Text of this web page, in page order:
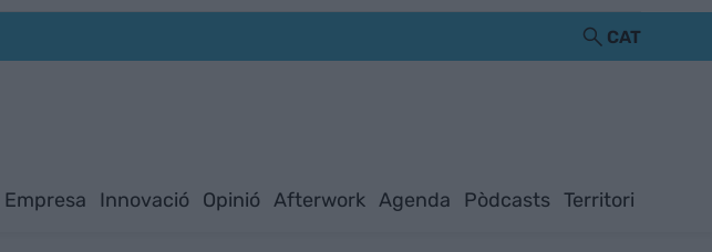
CAT
Empresa Innovació Opinió Afterwork Agenda Pòdcasts Territori